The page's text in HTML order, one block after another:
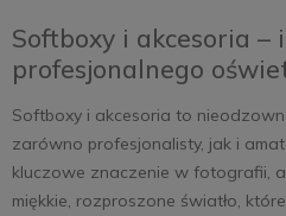
Softboxy i akcesoria –
profesjonalnego
Softboxy i akcesoria to
zarówno profesjonalisty, jak i
kluczowe znaczenie w fotografii,
miękkie, rozproszone światło,